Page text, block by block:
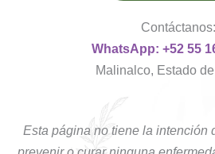
Contáctanos:
WhatsApp: +52 55
Malinalco, Estado
Esta página no tiene la intención